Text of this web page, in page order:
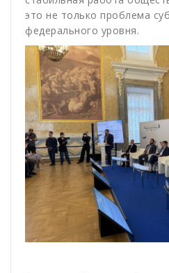
это не только проблема
федерального уровня.